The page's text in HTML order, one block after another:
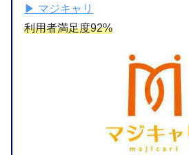
▶︎ マジキャリ
利用者満足度92%